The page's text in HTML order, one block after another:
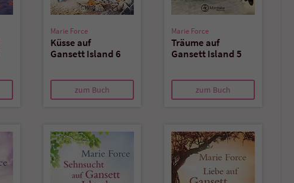
Marie Force
Küsse auf
Gansett Island 6
zum Buch
Marie Force
Träume auf
Gansett Island 5
zum Buch